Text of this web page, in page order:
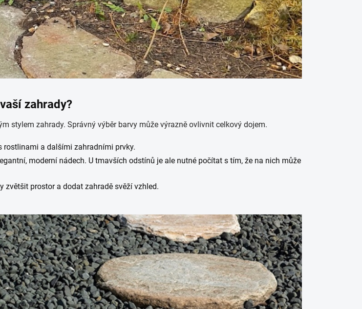
zahrady?
stylem zahrady. Správný výběr barvy může výrazně ovlivnit celkový dojem.
rostlinami a dalšími zahradními prvky.
moderní nádech. U tmavších odstínů je ale nutné počítat s tím, že na nich může
zvětšit prostor a dodat zahradě svěží vzhled.